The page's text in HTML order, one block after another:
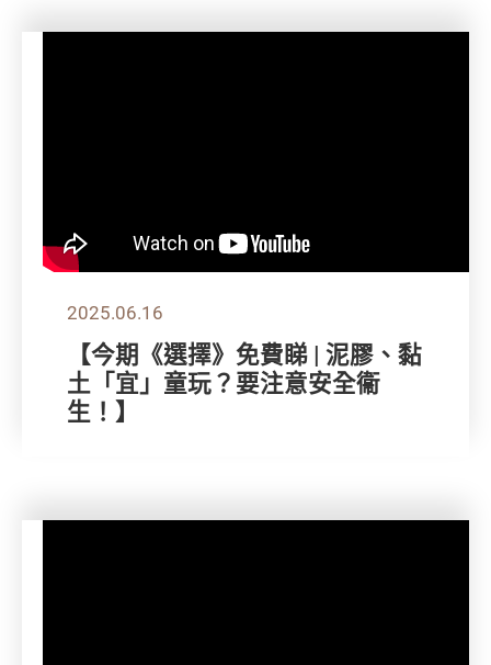
2025.06.16
【今期《選擇》免費睇 | 泥膠、黏
土「宜」童玩？要注意安全衞
生！】